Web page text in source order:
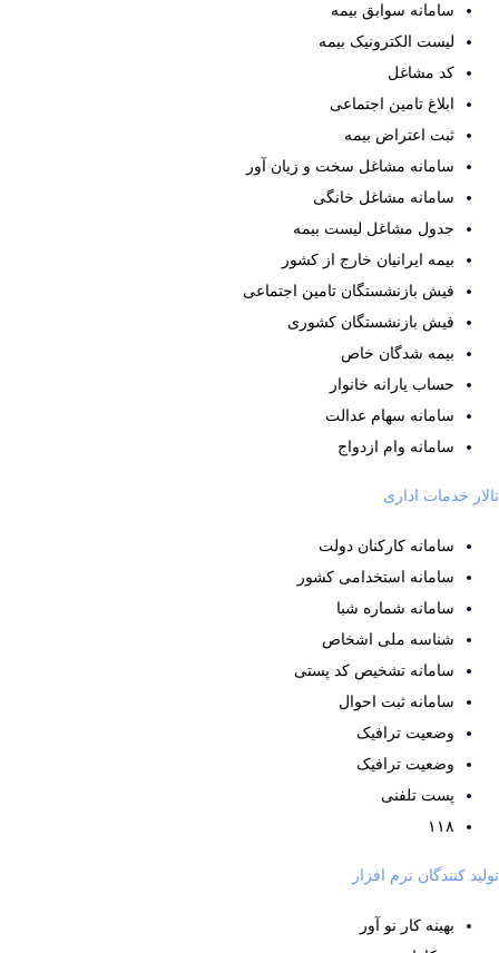
سامانه سوابق بیمه
لیست الکترونیک بیمه
کد مشاغل
ابلاغ تامین اجتماعی
ثبت اعتراض بیمه
سامانه مشاغل سخت و زیان آور
سامانه مشاغل خانگی
جدول مشاغل لیست بیمه
بیمه ایرانیان خارج از کشور
فیش بازنشستگان تامین اجتماعی
فیش بازنشستگان کشوری
بیمه شدگان خاص
حساب یارانه خانوار
سامانه سهام عدالت
سامانه وام ازدواج
تالار خدمات اداری
سامانه کارکنان دولت
سامانه استخدامی کشور
سامانه شماره شبا
شناسه ملی اشخاص
سامانه تشخیص کد پستی
سامانه ثبت احوال
وضعیت ترافیک
وضعیت ترافیک
پست تلفنی
۱۱۸
تولید کنندگان نرم افزار
بهینه کار نو آور